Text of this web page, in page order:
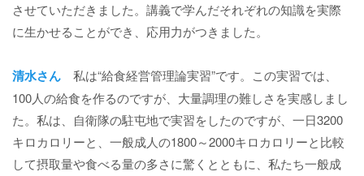
させていただきました。講義で学んだそれぞれの知識を実際
に生かせることができ、応用力がつきました。
清水さん 私は“給食経営管理論実習”です。この実習では、
100人の給食を作るのですが、大量調理の難しさを実感しまし
た。私は、自衛隊の駐屯地で実習をしたのですが、一日3200
キロカロリーと、一般成人の1800～2000キロカロリーと比較
して摂取量や食べる量の多さに驚くとともに、私たち一般成